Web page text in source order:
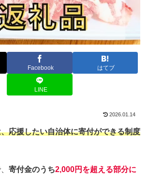
Facebook はてブ
LINE
2026.01.14
応援したい自治体に寄付ができる制度
寄付金のうち2,000円を超える部分に